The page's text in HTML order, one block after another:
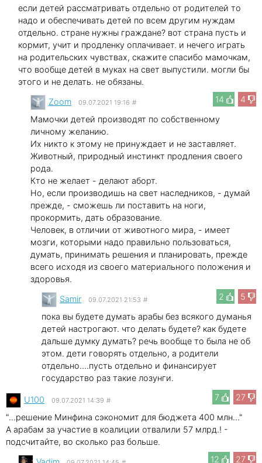
если детей рассматривать отдельно от родителей то
надо и обеспечивать детей по всем другим нуждам
отдельно. стране нужны граждане? вот страна пусть и
кормит, учит и продленку оплачивает. и нечего играть
на родительских чувствах, скажите спасибо мамочкам,
что вообще детей в муках на свет выпустили. могли бы
этого и не делать. не обязаны.
14
4
Zoom 09.07.2021 19:16 #
Мамочки детей производят по собственному
личному желанию.
Их никто к этому не принуждает и не заставляет.
Животный, природный инстинкт продления своего
рода.
Кто не желает - делают аборт.
Но, если производишь на свет наследников, - думай
прежде, - сможешь ли поставить на ноги,
прокормить, дать образование.
Человек, в отличии от животного мира, - имеет
мозги, которыми надо правильно пользоваться,
думать, принимать решения и планировать, прежде
всего исходя из своего материального положения и
здоровья.
2
5
Samir 09.07.2021 21:53 #
пока вы будете думать арабы без всякого думанья
детей настрогают. что делать будете? как будете
дальше думку думать? речь вообще то была не об
этом. дети говорять отдельно, а родители
отдельно....пусть отдельно и финансирует
государство раз такие лозунги.
7
27
U100 09.07.2021 14:39 #
"...решение Минфина сэкономит для бюджета 400 млн..."
А арабам за участие в коалиции отвалили 57 млрд.! -
подсчитайте, во сколько раз больше.
12
27